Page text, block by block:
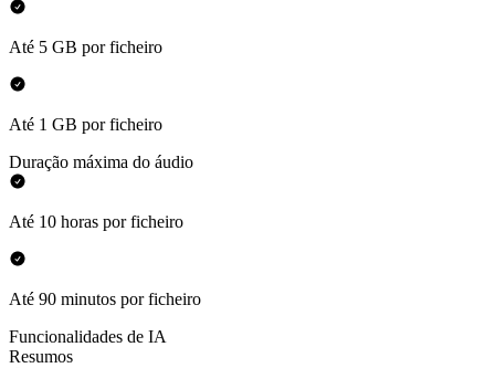
Até 5 GB por ficheiro
Até 1 GB por ficheiro
Duração máxima do áudio
Até 10 horas por ficheiro
Até 90 minutos por ficheiro
Funcionalidades de IA
Resumos